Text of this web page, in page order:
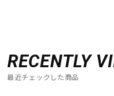
RECENTLY
最近チェックした商品